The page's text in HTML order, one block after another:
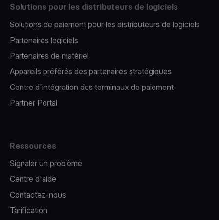
Solutions pour les distributeurs de logiciels
Solutions de paiement pour les distributeurs de logiciels
Partenaires logiciels
Partenaires de matériel
Appareils préférés des partenaires stratégiques
Centre d'intégration des terminaux de paiement
Partner Portal
Ressources
Signaler un problème
Centre d'aide
Contactez-nous
Tarification